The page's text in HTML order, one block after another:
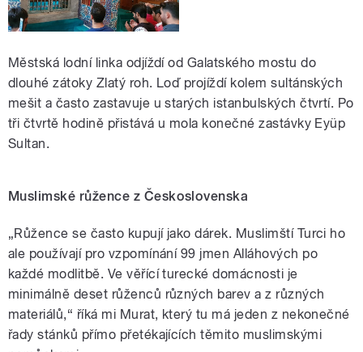
Městská lodní linka odjíždí od Galatského mostu do
dlouhé zátoky Zlatý roh. Loď projíždí kolem sultánských
mešit a často zastavuje u starých istanbulských čtvrtí. Po
tři čtvrtě hodině přistává u mola konečné zastávky Eyüp
Sultan.
Muslimské růžence z Československa
„Růžence se často kupují jako dárek. Muslimští Turci ho
ale používají pro vzpomínání 99 jmen Alláhových po
každé modlitbě. Ve věřící turecké domácnosti je
minimálně deset růženců různých barev a z různých
materiálů,“ říká mi Murat, který tu má jeden z nekonečné
řady stánků přímo přetékajících těmito muslimskými